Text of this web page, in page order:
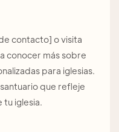
contacto] o visita
conocer más sobre
para iglesias.
que refleje
tu iglesia.